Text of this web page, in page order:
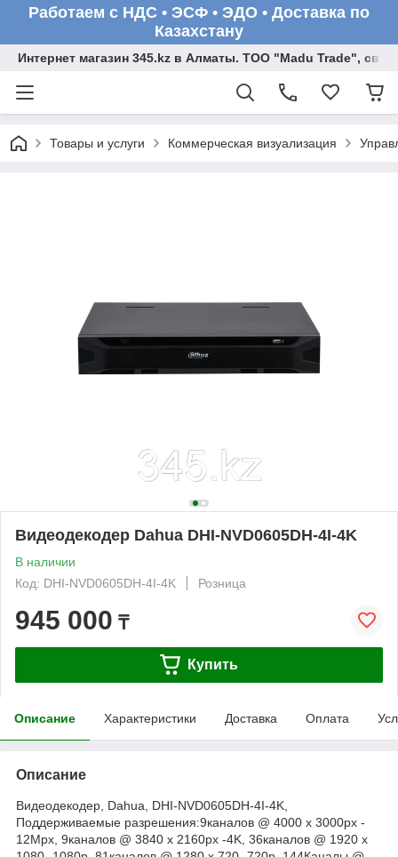
Работаем с НДС • ЭСФ • ЭДО • Доставка по
Казахстану
Интернет магазин 345.kz в Алматы. ТОО "Madu Trade",
Товары и услуги Коммерческая визуализация
Видеодекодер Dahua DHI-NVD0605DH-4I-4K
В наличии
Код: DHI-NVD0605DH-4I-4K
Розница
945 000 ₸
Купить
Описание Характеристики Доставка Оплата
Описание
Видеодекодер, Dahua, DHI-NVD0605DH-4I-4K,
Поддерживаемые разрешения:9каналов @ 4000 x 3000px -
12Mpx, 9каналов @ 3840 x 2160px -4K, 36каналов @ 1920 x